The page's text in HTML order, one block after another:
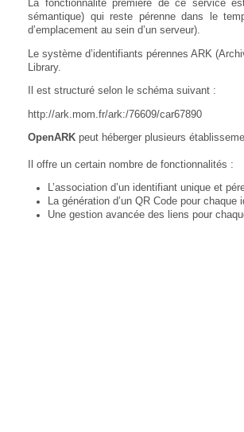
La fonctionnalité première de ce service
sémantique) qui reste pérenne dans le
d’emplacement au sein d’un serveur).
Le système d’identifiants pérennes ARK
Library.
Il est structuré selon le schéma suivant :
http://ark.mom.fr/ark:/76609/car67890
OpenARK peut héberger plusieurs
Il offre un certain nombre de fonctionnalités :
L’association d’un identifiant unique et
La génération d’un QR Code pour chaque
Une gestion avancée des liens pour